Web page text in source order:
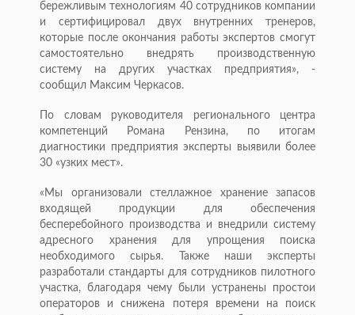
бережливым технологиям 40 сотрудников компании
и сертифицировал двух внутренних тренеров,
которые после окончания работы экспертов смогут
самостоятельно внедрять производственную
систему на других участках предприятия», -
сообщил Максим Черкасов.
По словам руководителя регионального центра
компетенций Романа Рензина, по итогам
диагностики предприятия эксперты выявили более
30 «узких мест».
«Мы организовали стеллажное хранение запасов
входящей продукции для обеспечения
бесперебойного производства и внедрили систему
адресного хранения для упрощения поиска
необходимого сырья. Также наши эксперты
разработали стандарты для сотрудников пилотного
участка, благодаря чему были устранены простои
операторов и снижена потеря времени на поиск